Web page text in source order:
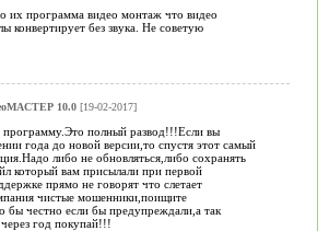
их программа видео монтаж что видео
конвертирует без звука. Не советую
10.0[19-02-2017]
программу.Это полный развод!!!Если вы
года до новой версии,то спустя этот самый
либо не обновляться,либо сохранять
который вам присылали при первой
прямо не говорят что слетает
чистые мошенники,поищите
бы честно если бы предупреждали,а так
год покупай!!!